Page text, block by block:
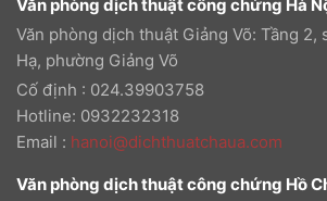
Văn phòng dịch thuật công chứng Hà
Văn phòng dịch thuật Giảng Võ: Tầng 2,
Hạ, phường Giảng Võ
Cố định : 024.39903758
Hotline: 0932232318
Email : hanoi@dichthuatchaua.com
Văn phòng dịch thuật công chứng Hồ